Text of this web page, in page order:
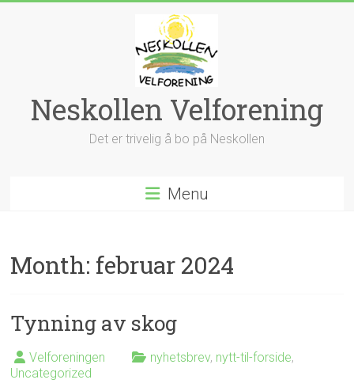
Neskollen Velforening
Det er trivelig å bo på Neskollen
Menu
Month: februar 2024
Tynning av skog
Velforeningen nyhetsbrev, nytt-til-forside,
Uncategorized